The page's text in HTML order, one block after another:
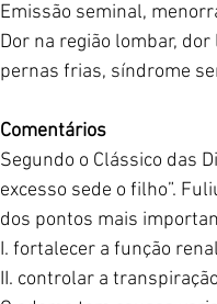
Emissão seminal,
Dor na região lombar,
pernas frias, síndrome
Comentários
Segundo o Clássico das
excesso sede o filho”.
dos pontos mais
I. fortalecer a função
II. controlar a